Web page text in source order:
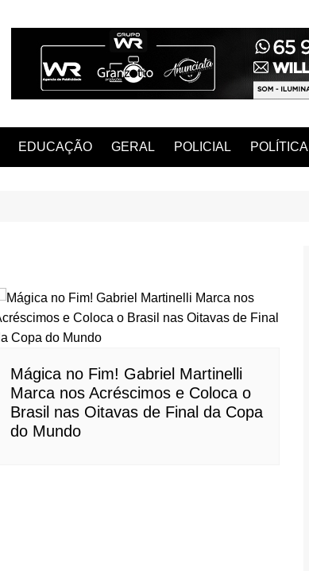
EDUCAÇÃO GERAL POLICIAL POLÍTICA
Mágica no Fim! Gabriel Martinelli
Marca nos Acréscimos e Coloca o
Brasil nas Oitavas de Final da Copa
do Mundo